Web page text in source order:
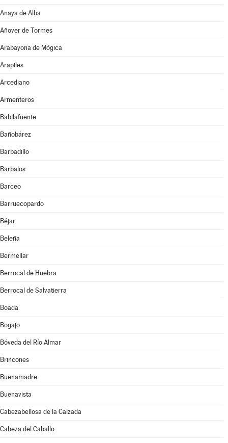
Anaya de Alba
Añover de Tormes
Arabayona de Mógica
Arapiles
Arcediano
Armenteros
Babilafuente
Bañobárez
Barbadillo
Barbalos
Barceo
Barruecopardo
Béjar
Beleña
Bermellar
Berrocal de Huebra
Berrocal de Salvatierra
Boada
Bogajo
Bóveda del Río Almar
Brincones
Buenamadre
Buenavista
Cabezabellosa de la Calzada
Cabeza del Caballo